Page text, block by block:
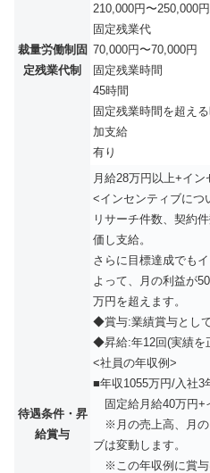
裁量労働制固
定残業代制
210,000円〜250,000円
固定残業代
70,000円〜70,000円
固定残業時間
45時間
固定残業時間を超え
加支給
有り
待遇条件・昇
給賞与
月給28万円以上+イン
<インセンティブにつ
リサーチ件数、契約
価し支給。
さらに目標達成でも
よって、月の利益が
万円を超えます。
◆賞与:業績賞与とし
◆昇給:年12回(実績を
<社員の年収例>
■年収1055万円/入社3
固定給月給40万円+
※月の売上高、月の
ブは変動します。
※この年収例に賞与